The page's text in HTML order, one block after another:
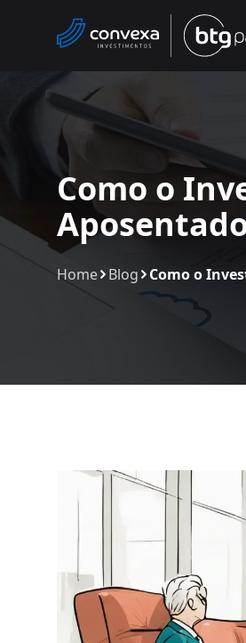
Como o
Home Blog Como o